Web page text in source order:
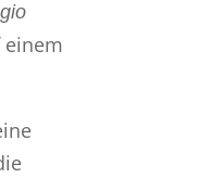
einem